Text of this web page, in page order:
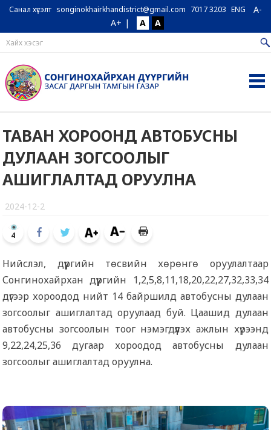
Санал хүсэлт songinokhairkhandistrict@gmail.com 7017 3203 ENG
A-
A+ | A A
ТАВАН ХОРООНД АВТОБУСНЫ
ДУЛААН ЗОГСООЛЫГ
АШИГЛАЛТАД ОРУУЛНА
2024-12-2
4
Нийслэл, дүүргийн төсвийн хөрөнгө оруулалтаар
Сонгинохайрхан дүүргийн 1,2,5,8,11,18,20,22,27,32,33,34
дүгээр хороодод нийт 14 байршилд автобусны дулаан
зогсоолыг ашиглалтад оруулаад буй. Цаашид дулаан
автобусны зогсоолын тоог нэмэгдүүлэх ажлын хүрээнд
9,22,24,25,36 дугаар хороодод автобусны дулаан
зогсоолыг ашиглалтад оруулна.